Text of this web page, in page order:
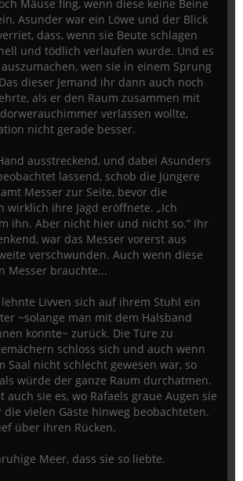
Mäuse fing, wenn diese keine Beine
Asunder war ein Löwe und der Blick
dass, wenn sie Beute schlagen
und tödlich verlaufen wurde. Und es
wen sie in einem Sprung
dieser Jemand ihr dann auch noch
als er den Raum zusammen mit
verlassen wollte,
nicht gerade besser.
ausstreckend, und dabei Asunders
lassend, schob die Jüngere
Messer zur Seite, bevor die
wirklich ihre Jagd eröffnete. „Ich
ihn. Aber nicht hier und nicht so.“ Ihr
war das Messer vorerst aus
verschwunden. Auch wenn diese
Messer brauchte...
Livven sich auf ihrem Stuhl ein
~solange man mit dem Halsband
konnte~ zurück. Die Türe zu
schloss sich und auch wenn
Saal nicht schlecht gewesen war, so
würde der ganze Raum durchatmen.
auch sie es, wo Rafaels graue Augen sie
vielen Gäste hinweg beobachteten.
über ihren Rücken.
Meer, dass sie so liebte.